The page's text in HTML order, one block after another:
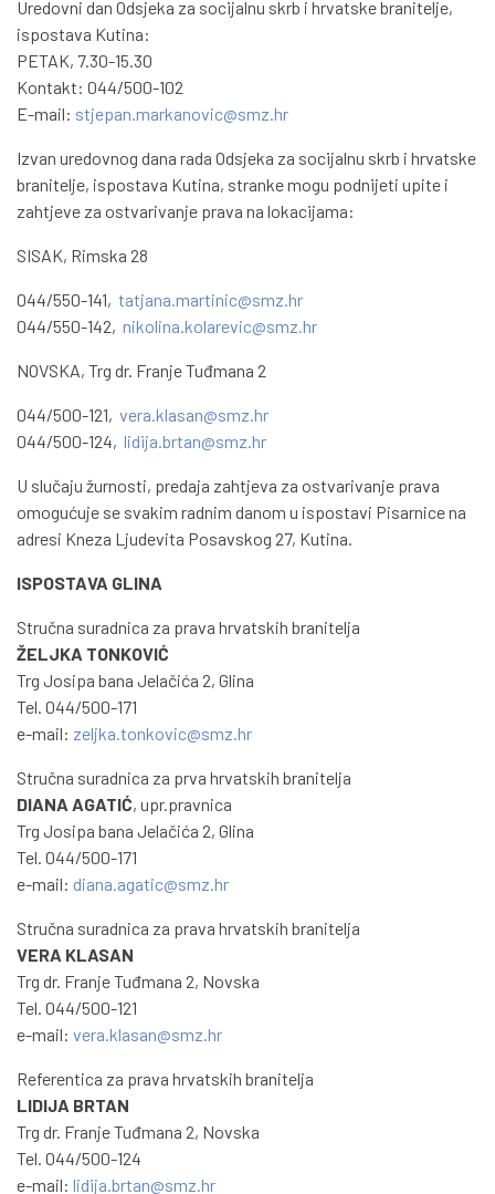
Uredovni dan Odsjeka za socijalnu skrb i hrvatske branitelje,
ispostava Kutina:
PETAK, 7.30-15.30
Kontakt: 044/500-102
E-mail: stjepan.markanovic@smz.hr
Izvan uredovnog dana rada Odsjeka za socijalnu skrb i hrvatske
branitelje, ispostava Kutina, stranke mogu podnijeti upite i
zahtjeve za ostvarivanje prava na lokacijama:
SISAK, Rimska 28
044/550-141, tatjana.martinic@smz.hr
044/550-142, nikolina.kolarevic@smz.hr
NOVSKA, Trg dr. Franje Tuđmana 2
044/500-121, vera.klasan@smz.hr
044/500-124, lidija.brtan@smz.hr
U slučaju žurnosti, predaja zahtjeva za ostvarivanje prava
omogućuje se svakim radnim danom u ispostavi Pisarnice na
adresi Kneza Ljudevita Posavskog 27, Kutina.
ISPOSTAVA GLINA
Stručna suradnica za prava hrvatskih branitelja
ŽELJKA TONKOVIĆ
Trg Josipa bana Jelačića 2, Glina
Tel. 044/500-171
e-mail: zeljka.tonkovic@smz.hr
Stručna suradnica za prva hrvatskih branitelja
DIANA AGATIĆ, upr.pravnica
Trg Josipa bana Jelačića 2, Glina
Tel. 044/500-171
e-mail: diana.agatic@smz.hr
Stručna suradnica za prava hrvatskih branitelja
VERA KLASAN
Trg dr. Franje Tuđmana 2, Novska
Tel. 044/500-121
e-mail: vera.klasan@smz.hr
Referentica za prava hrvatskih branitelja
LIDIJA BRTAN
Trg dr. Franje Tuđmana 2, Novska
Tel. 044/500-124
e-mail: lidija.brtan@smz.hr